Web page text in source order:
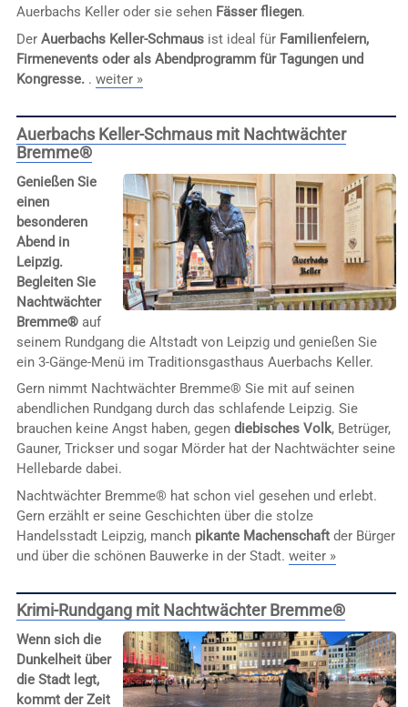
Auerbachs Keller oder sie sehen Fässer fliegen.
Der Auerbachs Keller-Schmausist ideal für Familienfeiern,
Firmenevents oder als Abendprogramm für Tagungen und
Kongresse. . weiter »
Auerbachs Keller-Schmaus mit Nachtwächter
Bremme®
Genießen Sie
einen
besonderen
Abend in
Leipzig.
Begleiten Sie
Nachtwächter
Bremme®auf
seinem Rundgang die Altstadt von Leipzig und genießen Sie
ein 3-Gänge-Menü im Traditionsgasthaus Auerbachs Keller.
Gern nimmt Nachtwächter Bremme® Sie mit auf seinen
abendlichen Rundgang durch das schlafende Leipzig. Sie
brauchen keine Angst haben, gegen diebisches Volk, Betrüger,
Gauner, Trickser und sogar Mörder hat der Nachtwächter seine
Hellebarde dabei.
Nachtwächter Bremme® hat schon viel gesehen und erlebt.
Gern erzählt er seine Geschichten über die stolze
Handelsstadt Leipzig, manch pikante Machenschaftder Bürger
und über die schönen Bauwerke in der Stadt. weiter »
Krimi-Rundgang mit Nachtwächter Bremme®
Wenn sich die
Dunkelheit über
die Stadt legt,
kommt der Zeit